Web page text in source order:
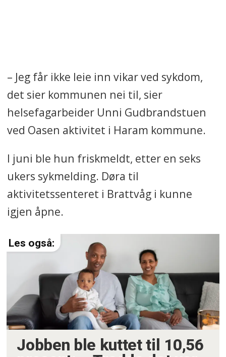
– Jeg får ikke leie inn vikar ved sykdom,
det sier kommunen nei til, sier
helsefagarbeider Unni Gudbrandstuen
ved Oasen aktivitet i Haram kommune.
I juni ble hun friskmeldt, etter en seks
ukers sykmelding. Døra til
aktivitetssenteret i Brattvåg i kunne
igjen åpne.
Jobben ble kuttet til 10,56